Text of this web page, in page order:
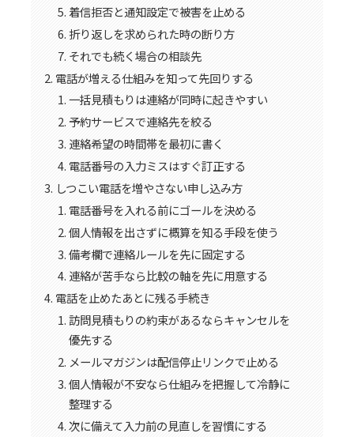
着信拒否と通知設定で被害を止める
折り返しを求められた時の断り方
それでも続く場合の相談先
電話が増える仕組みを知って先回りする
一括見積もりは連絡が同時に起きやすい
予約サービスで連絡先を絞る
連絡希望の時間帯を最初に書く
電話番号の入力ミスはすぐ訂正する
しつこい電話を増やさない申し込み方
電話番号を入れる前にゴールを決める
個人情報を出さずに概算を知る手段を使う
備考欄で連絡ルールを先に固定する
連絡が苦手なら比較の軸を先に用意する
電話を止めたあとに残る手続き
訪問見積もりの約束があるならキャンセルを
優先する
メールマガジンは配信停止リンクで止める
個人情報が不安なら仕組みを把握して冷静に
整理する
次に備えて入力前の見直しを習慣にする